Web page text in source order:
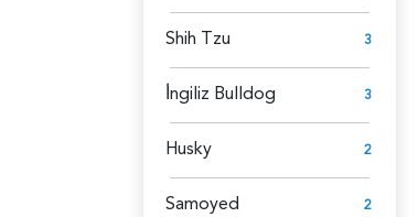
Shih Tzu 3
İ̇ngiliz Bulldog 3
Husky 2
Samoyed 2